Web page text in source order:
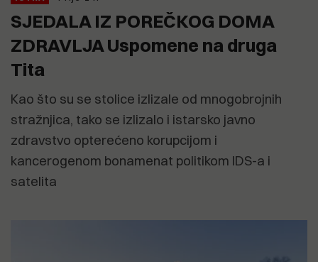
SJEDALA IZ POREČKOG DOMA
ZDRAVLJA Uspomene na druga
Tita
Kao što su se stolice izlizale od mnogobrojnih
stražnjica, tako se izlizalo i istarsko javno
zdravstvo opterećeno korupcijom i
kancerogenom bonamenat politikom IDS-a i
satelita